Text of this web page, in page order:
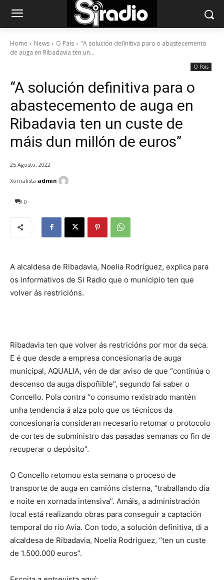
Home News O País
"A solución definitiva para o abastecemento
de auga en Ribadavia ten un...
O País
“A solución definitiva para o
abastecemento de auga en
Ribadavia ten un custe de
máis dun millón de euros”
25 Agosto, 2022
0
Xornalista admin
A alcaldesa de Ribadavia, Noelia Rodríguez, explica para
os informativos de Si Radio que o municipio ten que
volver ás restricións.
Ribadavia ten que volver ás restricións por mor da seca.
E é que desde a empresa concesionaria de auga
municipal, AQUALIA, vén de dar aviso de que “continúa o
descenso da auga dispoñible”, segundo fai saber o
Concello. Pola contra “o consumo rexistrado mantén
unha tendencia á alza polo que os técnicos da
concesionaria consideran necesario retomar o protocolo
de cortes de subministro das pasadas semanas co fin de
recuperar o depósito”.
O Concello retomou esta semana o proceso de
transporte de auga en camións cisterna, “traballando día
e noite en xornada intensiva”. Amáis, a administración
local está realizando obras para conseguir a captación
temporal do río Avia. Con todo, a solución definitiva, di a
alcaldesa de Ribadavia, Noelia Rodríguez, “ten un custe
de 1.500.000 euros”.